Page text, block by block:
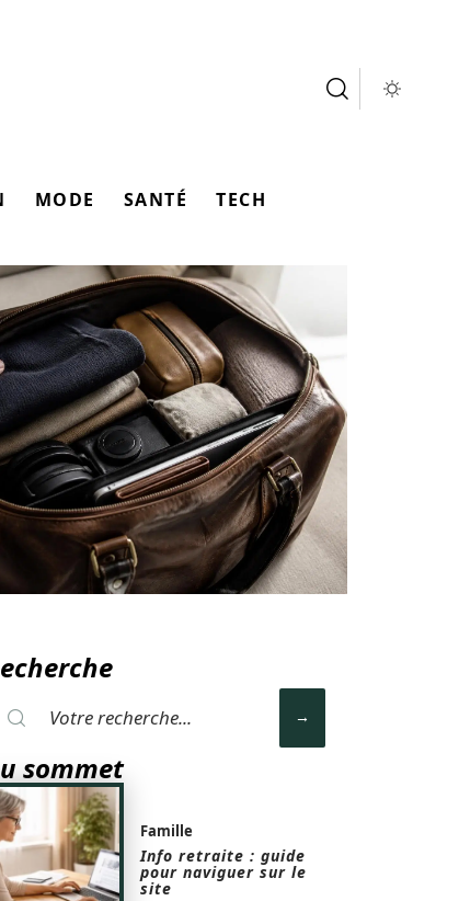
MODE SANTÉ TECH
sommet
Famille
Info retraite : guide
pour naviguer sur le
site